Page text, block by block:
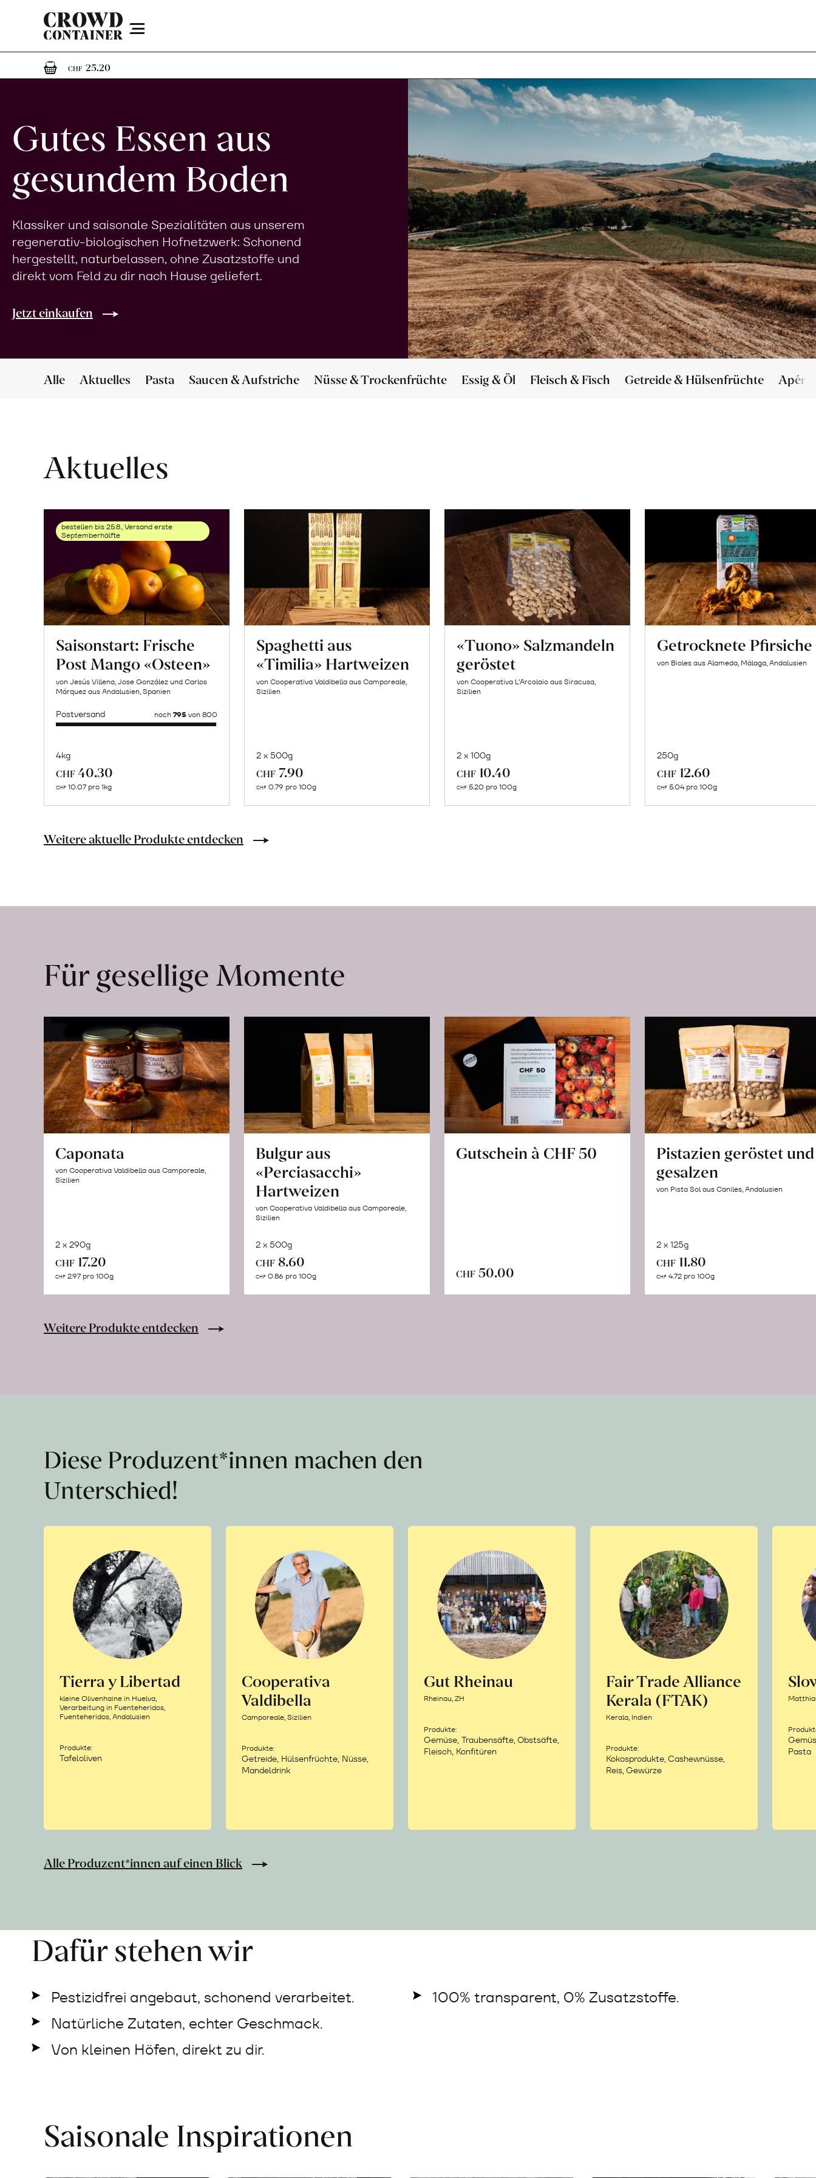
Menu
CHF 25.201 Artikel im Warenkorb
Gutes Essen aus
gesundem Boden
Klassiker und saisonale Spezialitäten aus unserem
regenerativ-biologischen Hofnetzwerk: Schonend
hergestellt, naturbelassen, ohne Zusatzstoffe und
direkt vom Feld zu dir nach Hause geliefert.
Jetzt einkaufen
Alle Aktuelles Pasta Saucen & Aufstriche Nüsse & Trockenfrüchte Essig & Öl Fleisch & Fisch Getreide & Hülsenfrüchte Apéro
Aktuelles
bestellen bis 25.8., Versand erste
Septemberhälfte
Saisonstart: Frische
Post Mango «Osteen»
von Jesús Villena, Jose González und Carlos
Márquez aus Andalusien, Spanien
Postversand noch 795von 800
4kg
CHF 40.30
CHF 10.07 pro 1kg
Naturbelassene
Lebensmittel
ab
Spaghetti aus
«Timilia» Hartweizen
von Cooperativa Valdibella aus Camporeale,
Sizilien
2 x 500g
CHF 7.90
CHF 0.79 pro 100g
«Tuono» Salzmandeln
geröstet
von Cooperativa L’Arcolaio aus Siracusa,
Sizilien
2 x 100g
CHF 10.40
CHF 5.20 pro 100g
Getrocknete Pfirsiche
von Bioles aus Alameda, Málaga, Andalusien
250g
CHF 12.60
CHF 5.04 pro 100g
Weitere aktuelle Produkte entdecken
Für gesellige Momente
Caponata
von Cooperativa Valdibella aus Camporeale,
Sizilien
2 x 290g
CHF 17.20
CHF 2.97 pro 100g
Bulgur aus
«Perciasacchi»
Hartweizen
von Cooperativa Valdibella aus Camporeale,
Sizilien
2 x 500g
CHF 8.60
CHF 0.86 pro 100g
Gutschein à CHF 50
CHF 50.00
Warenkorb
Pistazien geröstet und
gesalzen
von Pista Sol aus Caniles, Andalusien
2 x 125g
CHF 11.80
CHF 4.72 pro 100g
Weitere Produkte entdecken
Diese Produzent*innen machen den
Unterschied!
Tierra y Libertad
kleine Olivenhaine in Huelva,
Verarbeitung in Fuenteheridos,
Fuenteheridos, Andalusien
Produkte:
Tafeloliven
Cooperativa
Valdibella
Camporeale, Sizilien
Produkte:
Getreide, Hülsenfrüchte, Nüsse,
Mandeldrink
Gut Rheinau
Rheinau, ZH
Produkte:
Gemüse, Traubensäfte, Obstsäfte,
Fleisch, Konfitüren
Fair Trade Alliance
Kerala (FTAK)
Kerala, Indien
Produkte:
Kokosprodukte, Cashewnüsse,
Reis, Gewürze
Pasta
Alle Produzent*innen auf einen Blick
Dafür stehen wir
Pestizidfrei angebaut, schonend verarbeitet.
Natürliche Zutaten, echter Geschmack.
Von kleinen Höfen, direkt zu dir.
100% transparent, 0% Zusatzstoffe.
Saisonale Inspirationen